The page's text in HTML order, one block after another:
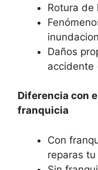
Rotura de
Daños
accidente
Diferencia con
franquicia
Con
reparas